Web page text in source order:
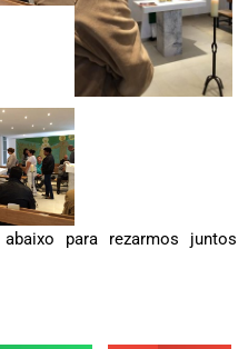
para rezarmos juntos